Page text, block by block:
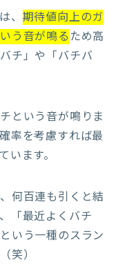
、 期待値向上のガ
う音が鳴る ため高
チ」や「バチバ
という音が鳴りま
率を考慮すれば最
ます。
何百連も引くと結
「最近よくバチ
いう一種のスラン
笑）